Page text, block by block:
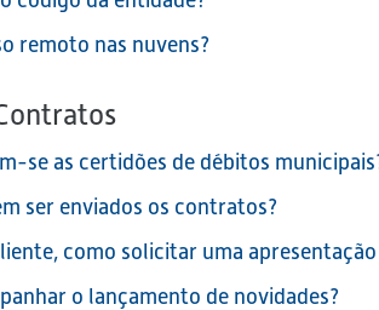
remoto nas nuvens?
se as certidões de débitos
ser enviados os contratos?
como solicitar uma
o lançamento de novidades?